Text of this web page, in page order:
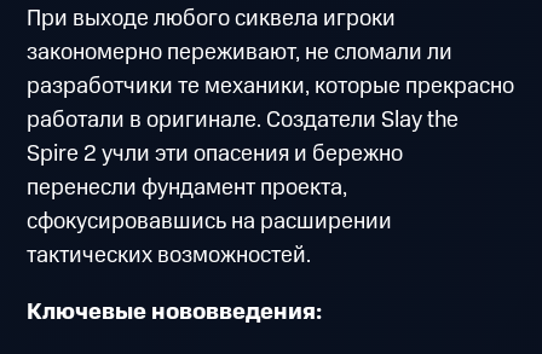
При выходе любого сиквела игроки
закономерно переживают, не сломали ли
разработчики те механики, которые прекрасно
работали в оригинале. Создатели Slay the
Spire 2 учли эти опасения и бережно
перенесли фундамент проекта,
сфокусировавшись на расширении
тактических возможностей.
Ключевые нововведения: